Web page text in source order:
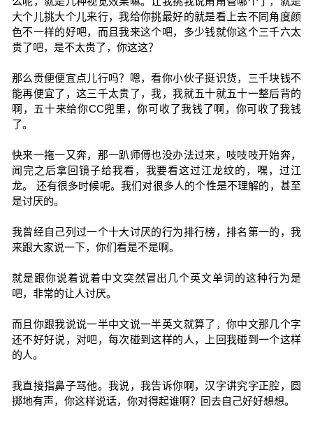
大个儿挑大个儿来行，我给你挑最好的就是看上去不同角度颜
色不一样的好吧，而且我来这个吧，多少钱就你这个三千六太
贵了吧，是不太贵了，你这这？
那么贵便便宜点儿行吗？嗯，看你小伙子挺识货，三千块钱不
能再便宜了，这三千太贵了，我，我就五十就五十一整后背的
啊，五十来给你CC兜里，你可收了我钱了啊，你可收了我钱
了。
快来一拖一又奔，那一趴师傅也没办法过来，吱吱吱开始奔，
闻完之后拿回镜子给我看，我要看这过江龙纹的，嘿，过江
龙。 还有很多时候呢。我们对很多人的个性是不理解的，甚至
是讨厌的。
我曾经自己列过一个十大讨厌的行为排行榜，排名第一的，我
来跟大家说一下，你们看是不是啊。
就是跟你说着说着中文突然冒出几个英文单词的这种行为是
吧，非常的让人讨厌。
而且你跟我说说一半中文说一半英文就算了，你中文那几个字
还不好好说，对吧，每次碰到这样的人，上回我碰到一个这样
的人。
我直接指鼻子骂他。我说，我告诉你啊，汉字讲究字正腔，圆
掷地有声，你这样说话，你对得起谁啊？回去自己好好想想。